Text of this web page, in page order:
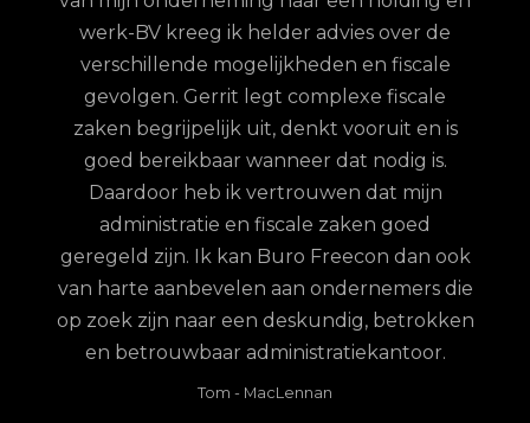
werk-BV kreeg ik helder advies over de
verschillende mogelijkheden en fiscale
gevolgen. Gerrit legt complexe fiscale
zaken begrijpelijk uit, denkt vooruit en is
goed bereikbaar wanneer dat nodig is.
Daardoor heb ik vertrouwen dat mijn
administratie en fiscale zaken goed
geregeld zijn. Ik kan Buro Freecon dan ook
van harte aanbevelen aan ondernemers die
op zoek zijn naar een deskundig, betrokken
en betrouwbaar administratiekantoor.
Tom - MacLennan